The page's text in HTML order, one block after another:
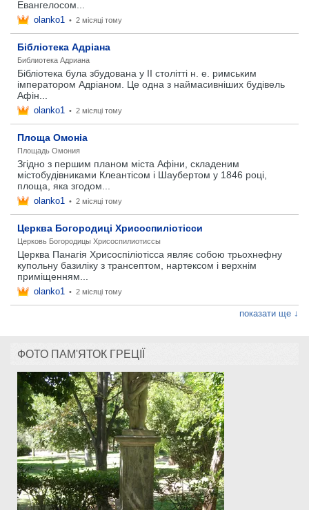
Евангелосом...
olanko1 • 2 місяці тому
Бібліотека Адріана
Библиотека Адриана
Бібліотека була збудована у II столітті н. е. римським
імператором Адріаном. Це одна з наймасивніших будівель
Афін...
olanko1 • 2 місяці тому
Площа Омоніа
Площадь Омония
Згідно з першим планом міста Афіни, складеним
містобудівниками Клеантісом і Шаубертом у 1846 році,
площа, яка згодом...
olanko1 • 2 місяці тому
Церква Богородиці Хрисоспиліотісси
Церковь Богородицы Хрисоспилиотиссы
Церква Панагія Хрисоспіліотісса являє собою трьохнефну
купольну базиліку з трансептом, нартексом і верхнім
приміщенням...
olanko1 • 2 місяці тому
показати ще ↓
ФОТО ПАМ'ЯТОК ГРЕЦІЇ